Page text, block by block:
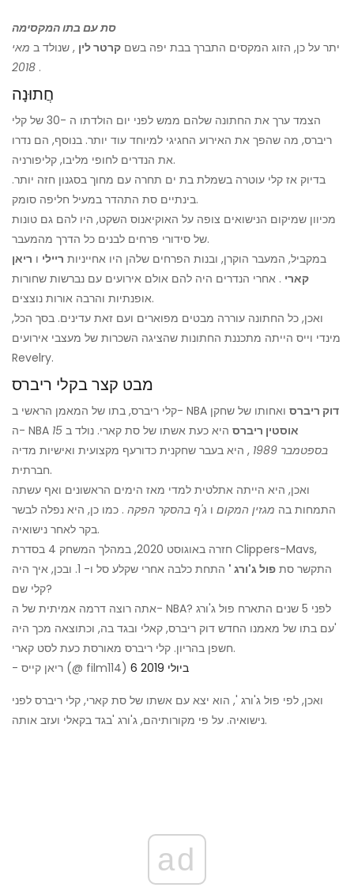
סת עם בתו המקסימה
יתר על כן, הזוג המקסים התברך בבת יפה בשם קרטר לין , שנולד ב מאי
2018 .
חֲתוּנָה
הצמד ערך את החתונה שלהם ממש לפני יום הולדתו ה -30 של קלי
ריברס, מה שהפך את האירוע החגיגי למיוחד עוד יותר. בנוסף, הם נדרו
את הנדרים לחופי מליבו, קליפורניה.
בדיוק אז קלי עוטרה בשמלת בת ים תחרה עם מחוך בסגנון חזה יותר.
בינתיים סת התהדר במעיל חליפה סומק.
מכיוון שמיקום הנישואים צופה על האוקיאנוס השקט, היו להם גם טונות
של סידורי פרחים לבנים כל הדרך מהמעבר.
במקביל, המעבר הוקרן, ובנות הפרחים שלהן היו אחייניות ריילי ו ריאן
קארי . אחרי הנדרים היה להם אולם אירועים עם נברשות שחורות
אופנתיות והרבה אורות נוצצים.
ואכן, כל החתונה עוררה מבטים מפוארים ועם זאת עדינים. בסך הכל,
מינדי וייס הייתה מתכננת החתונות שהציגה השכרות של מעצבי אירועים
Revelry.
מבט קצר בקלי ריברס
קלי ריברס, בתו של המאמן הראשי ב- NBA דוק ריברס ואחותו של שחקן
ה- NBA
אוסטין ריברס היא כעת אשתו של סת קארי. נולד ב 15
בספטמבר 1989
, היא בעבר שחקנית כדורעף מקצועית ואישיות מדיה
חברתית.
ואכן, היא הייתה אתלטית למדי מאז הימים הראשונים ואף עשתה
התמחות בה מגזין המקום ו ג'ף בהסקר הפקה . כמו כן, היא נפלה לבשר
בקר לאחר נישואיה.
חזרה באוגוסט 2020, במהלך המשחק 4 בסדרת Clippers-Mavs,
התקשר סת פול ג'ורג '
התחת כלבה אחרי שקלע סל ו- 1. ובכן, איך היה
קלי שם?
אתה רוצה דרמה אמיתית של ה- NBA? לפני 5 שנים התארח פול ג'ורג
'עם בתו של מאמנו החדש דוק ריברס, קאלי ובגד בה, וכתוצאה מכך היה
חשפן בהריון. קלי ריברס מאורסת כעת לסט קארי.
- ריאן קייס (@ film114)
6 ביולי 2019
ואכן, לפי פול ג'ורג ', הוא יצא עם אשתו של סת קארי, קלי ריברס לפני
נישואיה. על פי מקורותיהם, ג'ורג 'בגד בקאלי ועזב אותה.
ad